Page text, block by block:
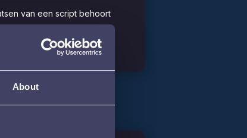
About
van een script behoort